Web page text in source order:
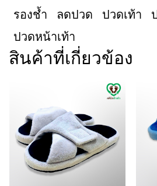
รองช้ำ
ลดปวด ปวดเท้า
ปวดหน้าเท้า
สินค้าที่เกี่ยวข้อง